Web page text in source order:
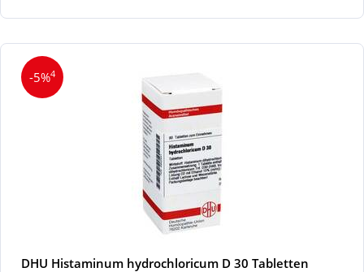
-5%4
DHU Histaminum hydrochloricum D 30 Tabletten